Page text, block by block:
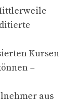
Kursen
–
aus